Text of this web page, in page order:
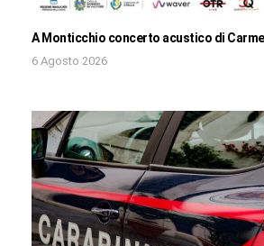
A Monticchio concerto acustico di
6 Agosto 2026